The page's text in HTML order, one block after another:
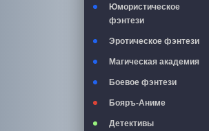
Юмористическое
фэнтези
Эротическое фэнтези
Магическая академия
Боевое фэнтези
Бояръ-Аниме
Детективы